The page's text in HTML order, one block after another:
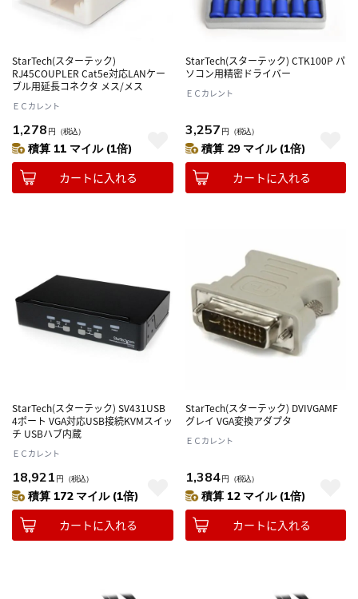
StarTech(スターテック)
RJ45COUPLER Cat5e対応LANケー
ブル用延長コネクタ メス/メス
ＥＣカレント
1,278 円 （税込）
積算 11 マイル (1倍)
カートに入れる
StarTech(スターテック) CTK100P パ
ソコン用精密ドライバー
ＥＣカレント
3,257 円 （税込）
積算 29 マイル (1倍)
カートに入れる
StarTech(スターテック) SV431USB
4ポート VGA対応USB接続KVMスイッ
チ USBハブ内蔵
ＥＣカレント
18,921 円 （税込）
積算 172 マイル (1倍)
カートに入れる
StarTech(スターテック) DVIVGAMF
グレイ VGA変換アダプタ
ＥＣカレント
1,384円 （税込）
積算 12 マイル (1倍)
カートに入れる